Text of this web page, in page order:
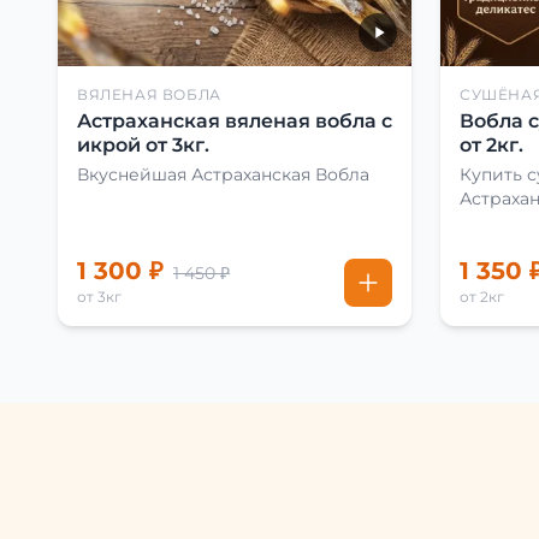
ВЯЛЕНАЯ ВОБЛА
Астраханская вяленая вобла с
икрой от 3кг.
Вкуснейшая Астраханская Вобла
1 300 ₽ 1 450 ₽
от 3кг
Вобла
от 2кг.
Купить
1 350
от 2кг